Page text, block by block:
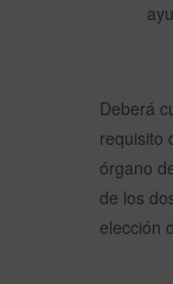
Deberá
requisito
órgano
de los
elección